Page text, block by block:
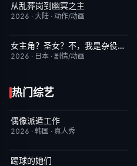
更新至第12集
从乱葬岗到幽冥之主
2026 · 大陆 · 动作/动画
更新至第7集 10.0女主角？圣女？不，我是杂役女仆（自豪）
2026 · 日本 · 剧情/动画
热门综艺
已完结
偶像派遣工作
2026 · 韩国 · 真人秀
今日更新
踢球的她们